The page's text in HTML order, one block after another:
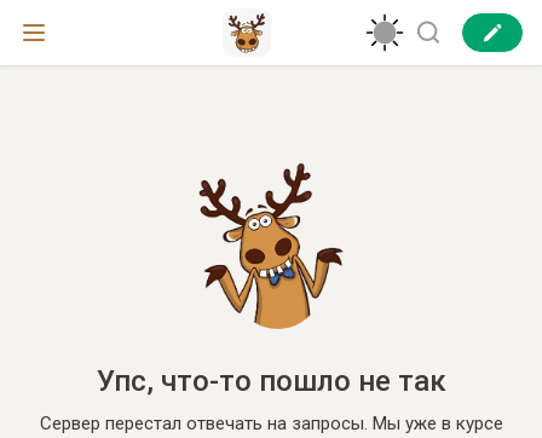
Упс, что-то пошло не так
Сервер перестал отвечать на запросы. Мы уже в курсе